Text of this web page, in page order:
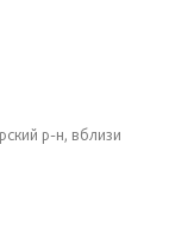
р-н, вблизи